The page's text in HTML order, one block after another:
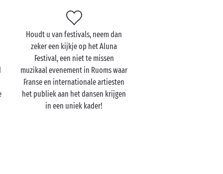
Houdt u van festivals, neem dan
zeker een kijkje op het Aluna
Festival, een niet te missen
muzikaal evenement in Ruoms waar
Franse en internationale artiesten
het publiek aan het dansen krijgen
in een uniek kader!